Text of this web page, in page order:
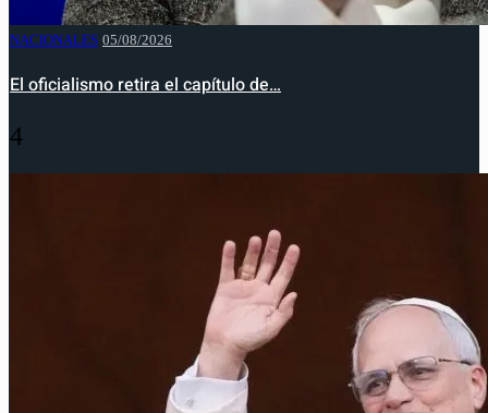
NACIONALES 05/08/2026
El oficialismo retira el capítulo de…
4